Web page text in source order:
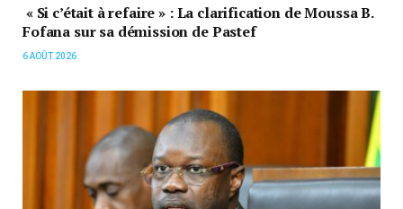
« Si c’était à refaire » : La clarification de Moussa B.
Fofana sur sa démission de Pastef
6 AOÛT 2026